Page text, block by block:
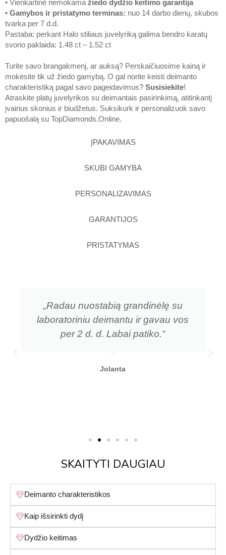
ĮPAKAVIMAS
SKUBI GAMYBA
PERSONALIZAVIMAS
GARANTIJOS
PRISTATYMAS
• Vienkartinė nemokama žiedo dydžio keitimo garantija
• Gamybos ir pristatymo terminas: nuo 14 darbo dienų, skubos
tvarka per 7 d.d.
Pastaba: perkant Halo stiliaus juvelyriką galima bendro karatų
svorio paklaida: 1.48 ct – 1.52 ct
Turite savo brangakmenį, ar auksą? Perskaičiuosime kainą ir
mokėsite tik už žiedo gamybą. O gal norite keisti deimanto
charakteristiką pagal savo pageidavimus? Susisiekite!
Atraskite platų juvelyrikos su deimantais pasirinkimą, atitinkantį
įvairius skonius ir biudžetus. Suksikurk ir personalizuok savo
papuošalą su TopDiamonds.Online.
„Radau nuostabią grandinėlę su
laboratoriniu deimantu ir gavau vos
per 2 d. d. Labai patiko.“
Jolanta
SKAITYTI DAUGIAU
Deimanto charakteristikos
Kaip išsirinkti dydį
Dydžio keitimas